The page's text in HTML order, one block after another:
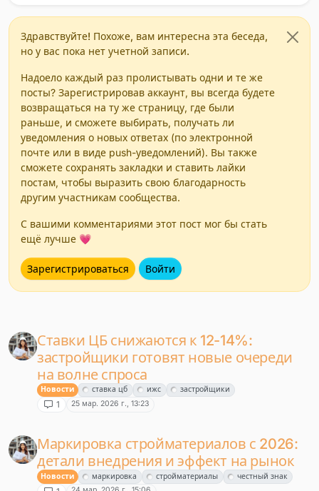
Здравствуйте! Похоже, вам интересна эта беседа,
но у вас пока нет учетной записи.
Надоело каждый раз пролистывать одни и те же
посты? Зарегистрировав аккаунт, вы всегда будете
возвращаться на ту же страницу, где были
раньше, и сможете выбирать, получать ли
уведомления о новых ответах (по электронной
почте или в виде push-уведомлений). Вы также
сможете сохранять закладки и ставить лайки
постам, чтобы выразить свою благодарность
другим участникам сообщества.
С вашими комментариями этот пост мог бы стать
ещё лучше 💗
Зарегистрироваться Войти
Ставки ЦБ снижаются к 12-14%:
застройщики готовят новые очереди
на волне спроса
Новости ставка цб ижс застройщики
1 25 мар. 2026 г., 13:23
Маркировка стройматериалов с 2026:
детали внедрения и эффект на рынок
Новости маркировка стройматериалы честный знак